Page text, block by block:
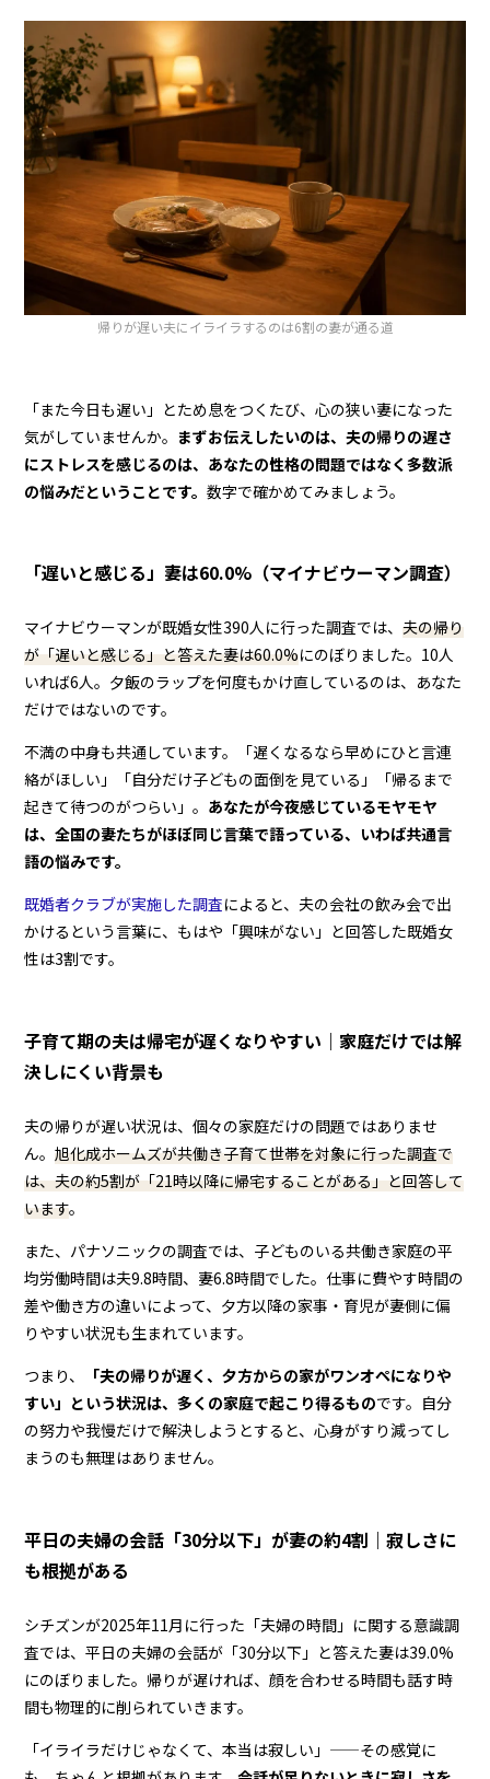
帰りが遅い夫にイライラするのは6割の妻が通る道
「また今日も遅い」とため息をつくたび、心の狭い妻になった
気がしていませんか。 まずお伝えしたいのは、夫の帰りの遅さ
にストレスを感じるのは、あなたの性格の問題ではなく多数派
の悩みだということです。数字で確かめてみましょう。
「遅いと感じる」妻は60.0%（マイナビウーマン調査）
マイナビウーマンが既婚女性390人に行った調査では、夫の帰り
が「遅いと感じる」と答えた妻は60.0%にのぼりました。10人
いれば6人。夕飯のラップを何度もかけ直しているのは、あなた
だけではないのです。
不満の中身も共通しています。「遅くなるなら早めにひと言連
絡がほしい」「自分だけ子どもの面倒を見ている」「帰るまで
起きて待つのがつらい」。 あなたが今夜感じているモヤモヤ
は、全国の妻たちがほぼ同じ言葉で語っている、いわば共通言
語の悩みです。
既婚者クラブが実施した調査によると、夫の会社の飲み会で出
かけるという言葉に、もはや「興味がない」と回答した既婚女
性は3割です。
子育て期の夫は帰宅が遅くなりやすい｜家庭だけでは解
決しにくい背景も
夫の帰りが遅い状況は、個々の家庭だけの問題ではありませ
ん。旭化成ホームズが共働き子育て世帯を対象に行った調査で
は、夫の約5割が「21時以降に帰宅することがある」と回答して
います。
また、パナソニックの調査では、子どものいる共働き家庭の平
均労働時間は夫9.8時間、妻6.8時間でした。仕事に費やす時間の
差や働き方の違いによって、夕方以降の家事・育児が妻側に偏
りやすい状況も生まれています。
つまり、
「夫の帰りが遅く、夕方からの家がワンオペになりや
すい」という状況は、多くの家庭で起こり得るものです。自分
の努力や我慢だけで解決しようとすると、心身がすり減ってし
まうのも無理はありません。
平日の夫婦の会話「30分以下」が妻の約4割｜寂しさに
も根拠がある
シチズンが2025年11月に行った「夫婦の時間」に関する意識調
査では、平日の夫婦の会話が「30分以下」と答えた妻は39.0%
にのぼりました。帰りが遅ければ、顔を合わせる時間も話す時
間も物理的に削られていきます。
「イライラだけじゃなくて、本当は寂しい」——その感覚に